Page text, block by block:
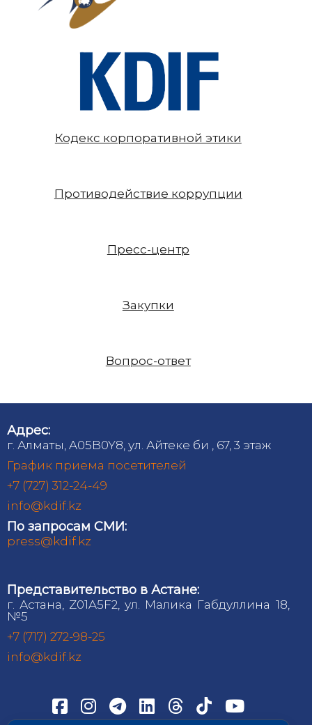
Кодекс корпоративной этики
Противодействие коррупции
Пресс-центр
Закупки
Вопрос-ответ
Адрес:
г. Алматы, A05B0Y8, ул. Айтеке би , 67, 3 этаж
График приема посетителей
+7 (727) 312-24-49
info@kdif.kz
По запросам СМИ:
press@kdif.kz
Представительство в Астане:
г. Астана, Z01A5F2, ул. Малика Габдуллина 18,
№5
+7 (717) 272-98-25
info@kdif.kz